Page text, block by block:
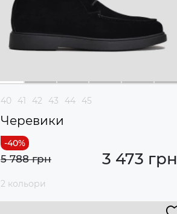
40 41 42 43 44 45
Черевики
3 473 грн
5 788 грн
2 кольори